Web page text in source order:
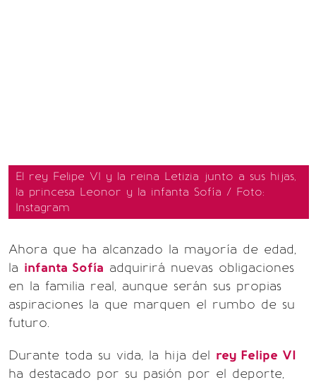
El rey Felipe VI y la reina Letizia junto a sus hijas,
la princesa Leonor y la infanta Sofía / Foto:
Instagram
Ahora que ha alcanzado la mayoría de edad,
la infanta Sofía adquirirá nuevas obligaciones
en la familia real, aunque serán sus propias
aspiraciones la que marquen el rumbo de su
futuro.
Durante toda su vida, la hija del rey Felipe VI
ha destacado por su pasión por el deporte,